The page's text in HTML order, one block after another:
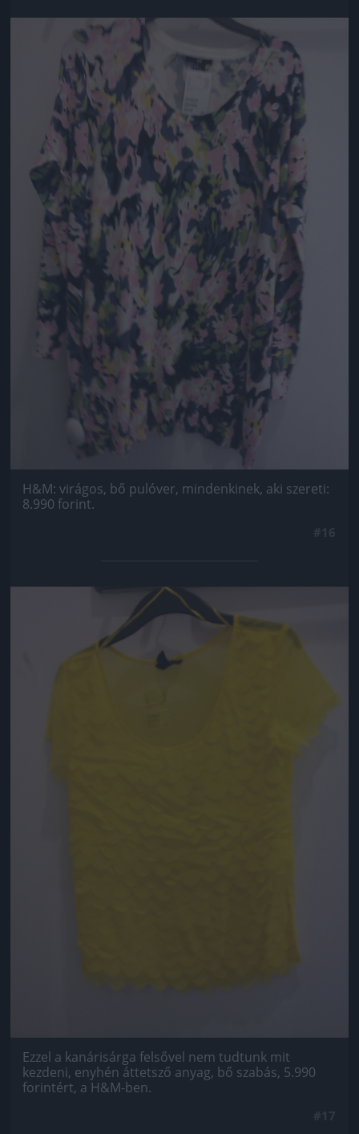
Jön még kép!
H&M: virágos, bő pulóver, mindenkinek, aki szereti:
8.990 forint.
Jön még kép!
Ezzel a kanárisárga felsővel nem tudtunk mit
kezdeni, enyhén áttetsző anyag, bő szabás, 5.990
forintért, a H&M-ben.